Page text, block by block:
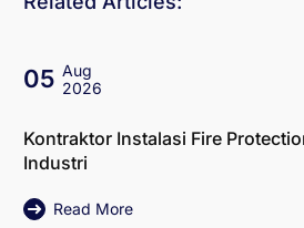
05 Aug
2026
Kontraktor Instalasi Fire
Industri
Read More